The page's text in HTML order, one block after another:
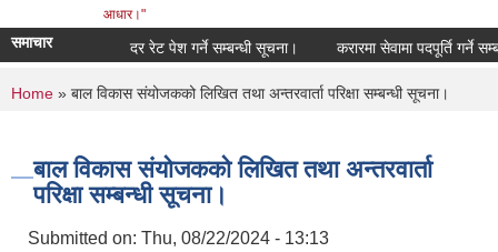
आधार।"
समाचार दर रेट पेश गर्ने सम्बन्धी सूचना। करारमा सेवामा पदपूर्ति गर्ने सम्बन्धी
You are here
Home » बाल विकास संयोजकको लिखित तथा अन्तरवार्ता परिक्षा सम्बन्धी सूचना।
बाल विकास संयोजकको लिखित तथा अन्तरवार्ता
परिक्षा सम्बन्धी सूचना।
Submitted on: Thu, 08/22/2024 - 13:13